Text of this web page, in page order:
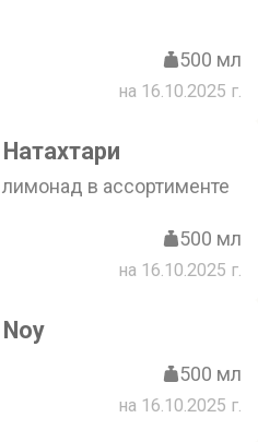
500 мл
на 16.10.2025 г.
лимонад в ассортименте
500 мл
на 16.10.2025 г.
500 мл
на 16.10.2025 г.